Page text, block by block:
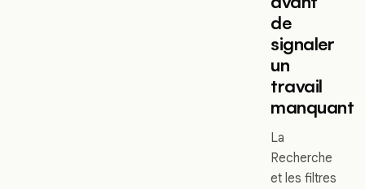
de
signaler
un
travail
manquant
La
Recherche
et les filtres